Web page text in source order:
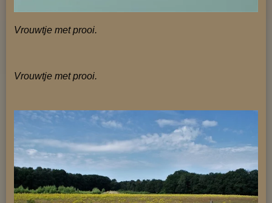
Vrouwtje met prooi.
Vrouwtje met prooi.